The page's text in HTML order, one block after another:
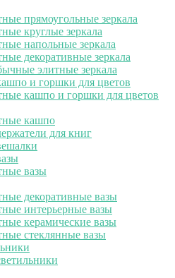
прямоугольные зеркала
круглые зеркала
напольные зеркала
декоративные зеркала
элитные зеркала
и горшки для цветов
кашпо и горшки для цветов
кашпо
для книг
вазы
декоративные вазы
интерьерные вазы
керамические вазы
стеклянные вазы